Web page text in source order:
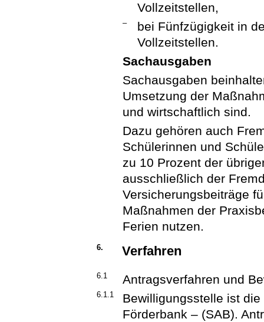
Vollzeitstellen,
–
bei Fünfzügigkeit in
Vollzeitstellen.
Sachausgaben
Sachausgaben
Umsetzung der
und wirtschaftlich sind.
Dazu gehören auch
Schülerinnen und
zu 10 Prozent der
ausschließlich der
Versicherungsbeiträge
Maßnahmen der
Ferien nutzen.
6. Verfahren
6.1 Antragsverfahren und
6.1.1
Bewilligungsstelle ist
Förderbank – (SAB).